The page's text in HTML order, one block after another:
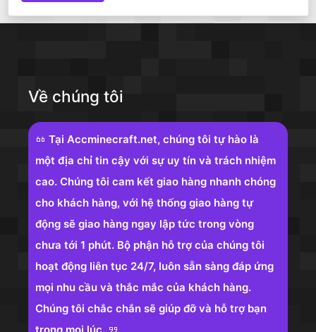
Về chúng tôi
Tại Accminecraft.net, chúng tôi tự hào là
một địa chỉ tin cậy với sự uy tín và trách nhiệm
cao. Chúng tôi cam kết giao hàng nhanh chóng
cho khách hàng, với hệ thống giao hàng tự
động sẽ giao hàng ngay lập tức trong vòng
chưa tới 1 phút. Bộ phận hỗ trợ của chúng tôi
hoạt động liên tục 24/7, luôn sẵn sàng đáp ứng
mọi nhu cầu và thắc mắc của khách hàng.
Chúng tôi chắc chắn sẽ giúp đỡ và hỗ trợ bạn